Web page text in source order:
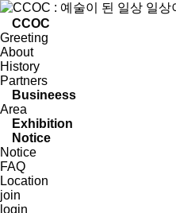
CCOC
Greeting
About
History
Partners
Busineess
Area
Exhibition
Notice
Notice
FAQ
Location
join
login